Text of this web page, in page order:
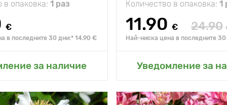
в опаковка: 1 раз
€
в последните 30 дни:* 14.90 €
за наличие
в моята градина
Количество в опаковка: 1
11.90 € 24.90
Най-ниска цена в последните
Уведомление за
Добавяне в моята